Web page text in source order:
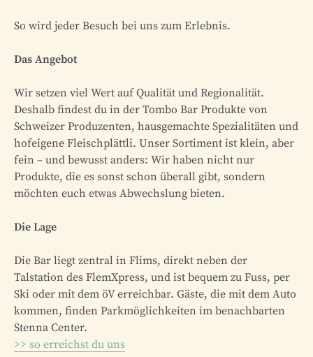
So wird jeder Besuch bei uns zum Erlebnis.
Das Angebot
Wir setzen viel Wert auf Qualität und Regionalität.
Deshalb findest du in der Tombo Bar Produkte von
Schweizer Produzenten, hausgemachte Spezialitäten und
hofeigene Fleischplättli. Unser Sortiment ist klein, aber
fein – und bewusst anders: Wir haben nicht nur
Produkte, die es sonst schon überall gibt, sondern
möchten euch etwas Abwechslung bieten.
Die Lage
Die Bar liegt zentral in Flims, direkt neben der
Talstation des FlemXpress, und ist bequem zu Fuss, per
Ski oder mit dem öV erreichbar. Gäste, die mit dem Auto
kommen, finden Parkmöglichkeiten im benachbarten
Stenna Center.
>> so erreichst du uns